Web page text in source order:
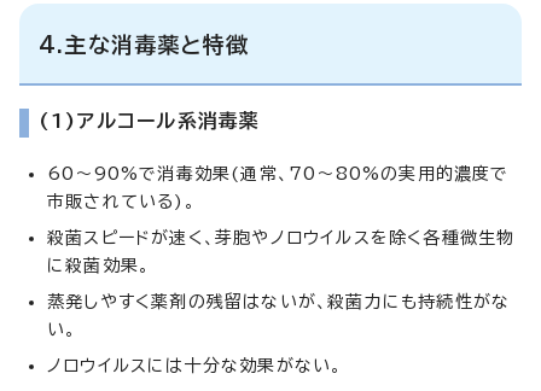
4.主な消毒薬と特徴
(1)アルコール系消毒薬
60～90%で消毒効果(通常、70～80%の実用的濃度で
市販されている)。
殺菌スピードが速く、芽胞やノロウイルスを除く各種微生物
に殺菌効果。
蒸発しやすく薬剤の残留はないが、殺菌力にも持続性がな
い。
ノロウイルスには十分な効果がない。